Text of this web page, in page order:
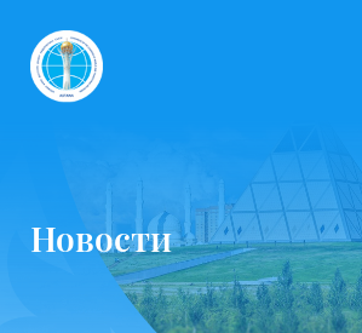
Новости